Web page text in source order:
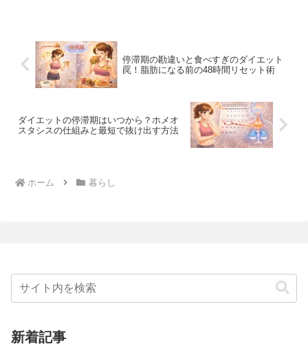
停滞期の勘違いと食べすぎのダイエット
罠！脂肪になる前の48時間リセット術
ダイエットの停滞期はいつから？ホメオ
スタシスの仕組みと最短で抜け出す方法
ホーム 暮らし
新着記事